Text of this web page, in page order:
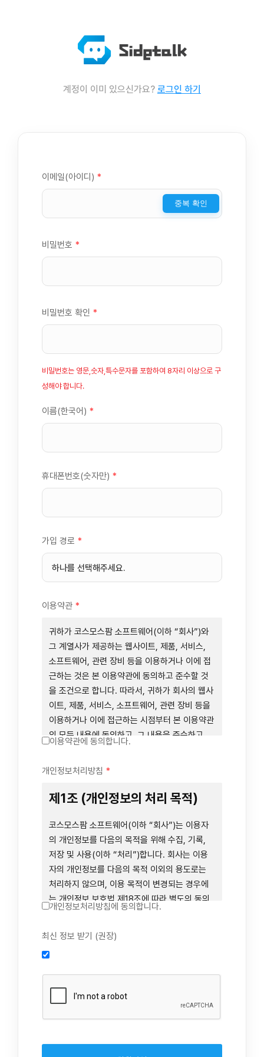
계정이 이미 있으신가요? 로그인 하기
이메일(아이디) *
중복 확인
비밀번호 *
비밀번호 확인 *
비밀번호는 영문,숫자,특수문자를 포함하여 8자리 이상으로 구
성해야 합니다.
이름(한국어) *
휴대폰번호(숫자만) *
가입 경로 *
이용약관 *
귀하가 코스모스팜 소프트웨어(이하 “회사”)와
그 계열사가 제공하는 웹사이트, 제품, 서비스,
소프트웨어, 관련 장비 등을 이용하거나 이에 접
근하는 것은 본 이용약관에 동의하고 준수할 것
을 조건으로 합니다. 따라서, 귀하가 회사의 웹사
이트, 제품, 서비스, 소프트웨어, 관련 장비 등을
이용하거나 이에 접근하는 시점부터 본 이용약관
의 모든 내용에 동의하고, 그 내용을 준수하고,
귀하가 본 이용약관에 동의하지 않을 경우에는
련 장비 등을 이용하거나 이에 접근하는 행위를
즉시 중단하여야 합니다. 그러므로, 서비스 사용
전에 본 이용약관의 내용을 주의 깊게 읽으시기
바랍니다.
제1장 총칙
제1조 (목적)
웹사이트, 관련 소프트웨어 및 장비 등을 통하여
제공하는 "사이드톡" 서비스와 관련하여 회사와
사항을 규정함을 목적으로 합니다.
이용약관에 동의합니다.
개인정보처리방침 *
제1조 (개인정보의 처리 목적)
코스모스팜 소프트웨어(이하 “회사”)는 이용자
의 개인정보를 다음의 목적을 위해 수집, 기록,
저장 및 사용(이하 “처리”)합니다. 회사는 이용
자의 개인정보를 다음의 목적 이외의 용도로는
처리하지 않으며, 이용 목적이 변경되는 경우에
는 개인정보 보호법 제18조에 따라 별도의 동의
를 받는 등 법령상 필요한 조치를 이행합니다.
인 동의 진행, 이용자 및 법정대리인의 본인 확
인, 이용자 식별, 회원탈퇴 의사의 확인
2. 약관 위반 행위 등을 포함하여 서비스의 원활
한 운영에 지장을 주는 행위에 대한 방지 및 제
재, 계정도용 방지, 약관 개정 등의 고지사항 전
달, 분쟁조정을 위한 기록 보존, 민원처리 등 이
3. 서비스 이용기록과 접속 빈도 분석, 서비스 이
개인정보처리방침에 동의합니다.
최신 정보 받기 (권장)